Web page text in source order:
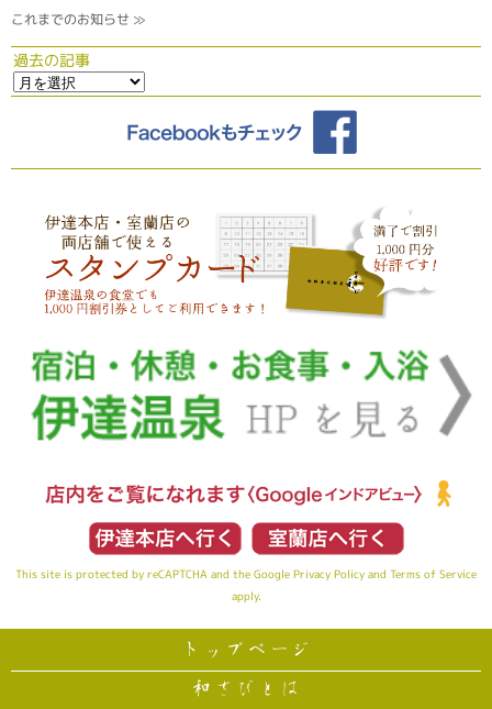
これまでのお知らせ ≫
過去の記事
This site is protected by reCAPTCHA and the Google Privacy Policy and Terms of Service
apply.
トップページ
和さびとは